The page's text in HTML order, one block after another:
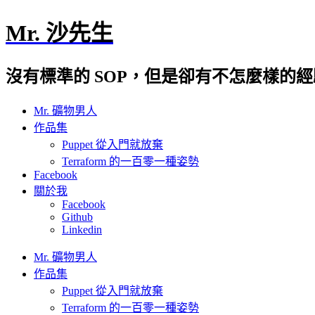
Mr. 沙先生
沒有標準的 SOP，但是卻有不怎麼樣的
Mr. 礦物男人
作品集
Puppet 從入門就放棄
Terraform 的一百零一種姿勢
Facebook
關於我
Facebook
Github
Linkedin
Mr. 礦物男人
作品集
Puppet 從入門就放棄
Terraform 的一百零一種姿勢